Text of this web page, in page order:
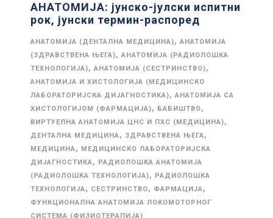
АНАТОМИЈА: јунско-јулски испитни
рок, јунски термин-распоред
АНАТОМИЈА (ДЕНТАЛНА МЕДИЦИНА), АНАТОМИЈА
(ЗДРАВСТВЕНА ЊЕГА), АНАТОМИЈА (РАДИОЛОШКА
ТЕХНОЛОГИЈА), АНАТОМИЈА (СЕСТРИНСТВО),
АНАТОМИЈА И ХИСТОЛОГИЈА (МЕДИЦИНСКО
ЛАБОРАТОРИЈСКА ДИЈАГНОСТИКА), АНАТОМИЈА СА
ХИСТОЛОГИЈОМ (ФАРМАЦИЈА), БАБИШТВО,
ВИРТУЕЛНА АНАТОМИЈА ЦНС И ПХС (МЕДИЦИНА),
ДЕНТАЛНА МЕДИЦИНА, ЗДРАВСТВЕНА ЊЕГА,
МЕДИЦИНА, МЕДИЦИНСКО ЛАБОРАТОРИЈСКА
ДИЈАГНОСТИКА, РАДИОЛОШКА АНАТОМИЈА
(РАДИОЛОШКА ТЕХНОЛОГИЈА), РАДИОЛОШКА
ТЕХНОЛОГИЈА, СЕСТРИНСТВО, ФАРМАЦИЈА,
ФУНКЦИОНАЛНА АНАТОМИЈА ЛОКОМОТОРНОГ
СИСТЕМА (ФИЗИОТЕРАПИЈА)